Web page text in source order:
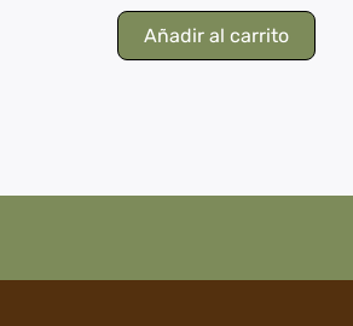
Añadir al carrito